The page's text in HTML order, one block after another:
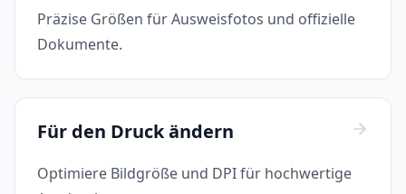
Präzise Größen für Ausweisfotos und offizielle
Dokumente.
Für den Druck ändern
Optimiere Bildgröße und DPI für hochwertige